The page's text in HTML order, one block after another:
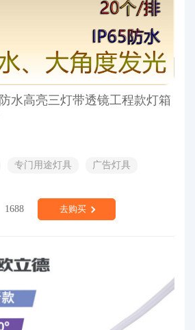
水高亮三灯带透镜工程款灯箱
专门用途灯具
广告灯具
1688 去购买